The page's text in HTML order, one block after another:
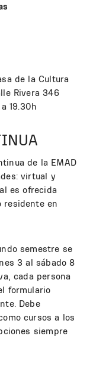
de la Cultura
Rivera 346
19.30h
de la EMAD
virtual y
es ofrecida
residente en
semestre se
3 al sábado 8
cada persona
formulario
Debe
cursos a los
siempre